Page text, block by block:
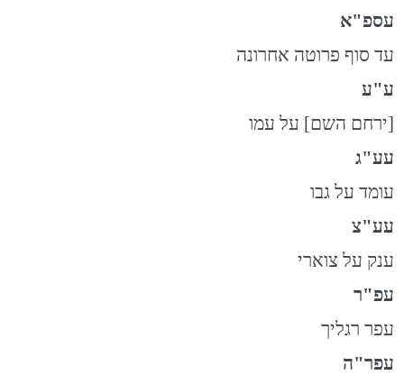
עספ"א
עד סוף פרוטה אחרונה
ע"ע
[ירחם השם] על עמו
עע"ג
עומד על גבו
עע"צ
ענק על צוארי
עפ"ר
עפר רגליך
עפר"ה